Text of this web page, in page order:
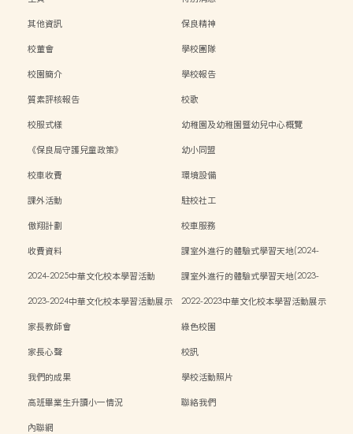
其他資訊
保良精神
校董會
學校團隊
校園簡介
學校報告
質素評核報告
校歌
校服式樣
幼稚園及幼稚園暨幼兒中心概覽
《保良局守護兒童政策》
幼小同盟
校車收費
環境設備
課外活動
駐校社工
傲翔計劃
校車服務
收費資料
課室外進行的體驗式學習天地(2024-
2024-2025中華文化校本學習活動
課室外進行的體驗式學習天地(2023-
2023-2024中華文化校本學習活動展示
2022-2023中華文化校本學習活動展示
家長教師會
綠色校園
家長心聲
校訊
我們的成果
學校活動照片
高班畢業生升讀小一情況
聯絡我們
內聯網